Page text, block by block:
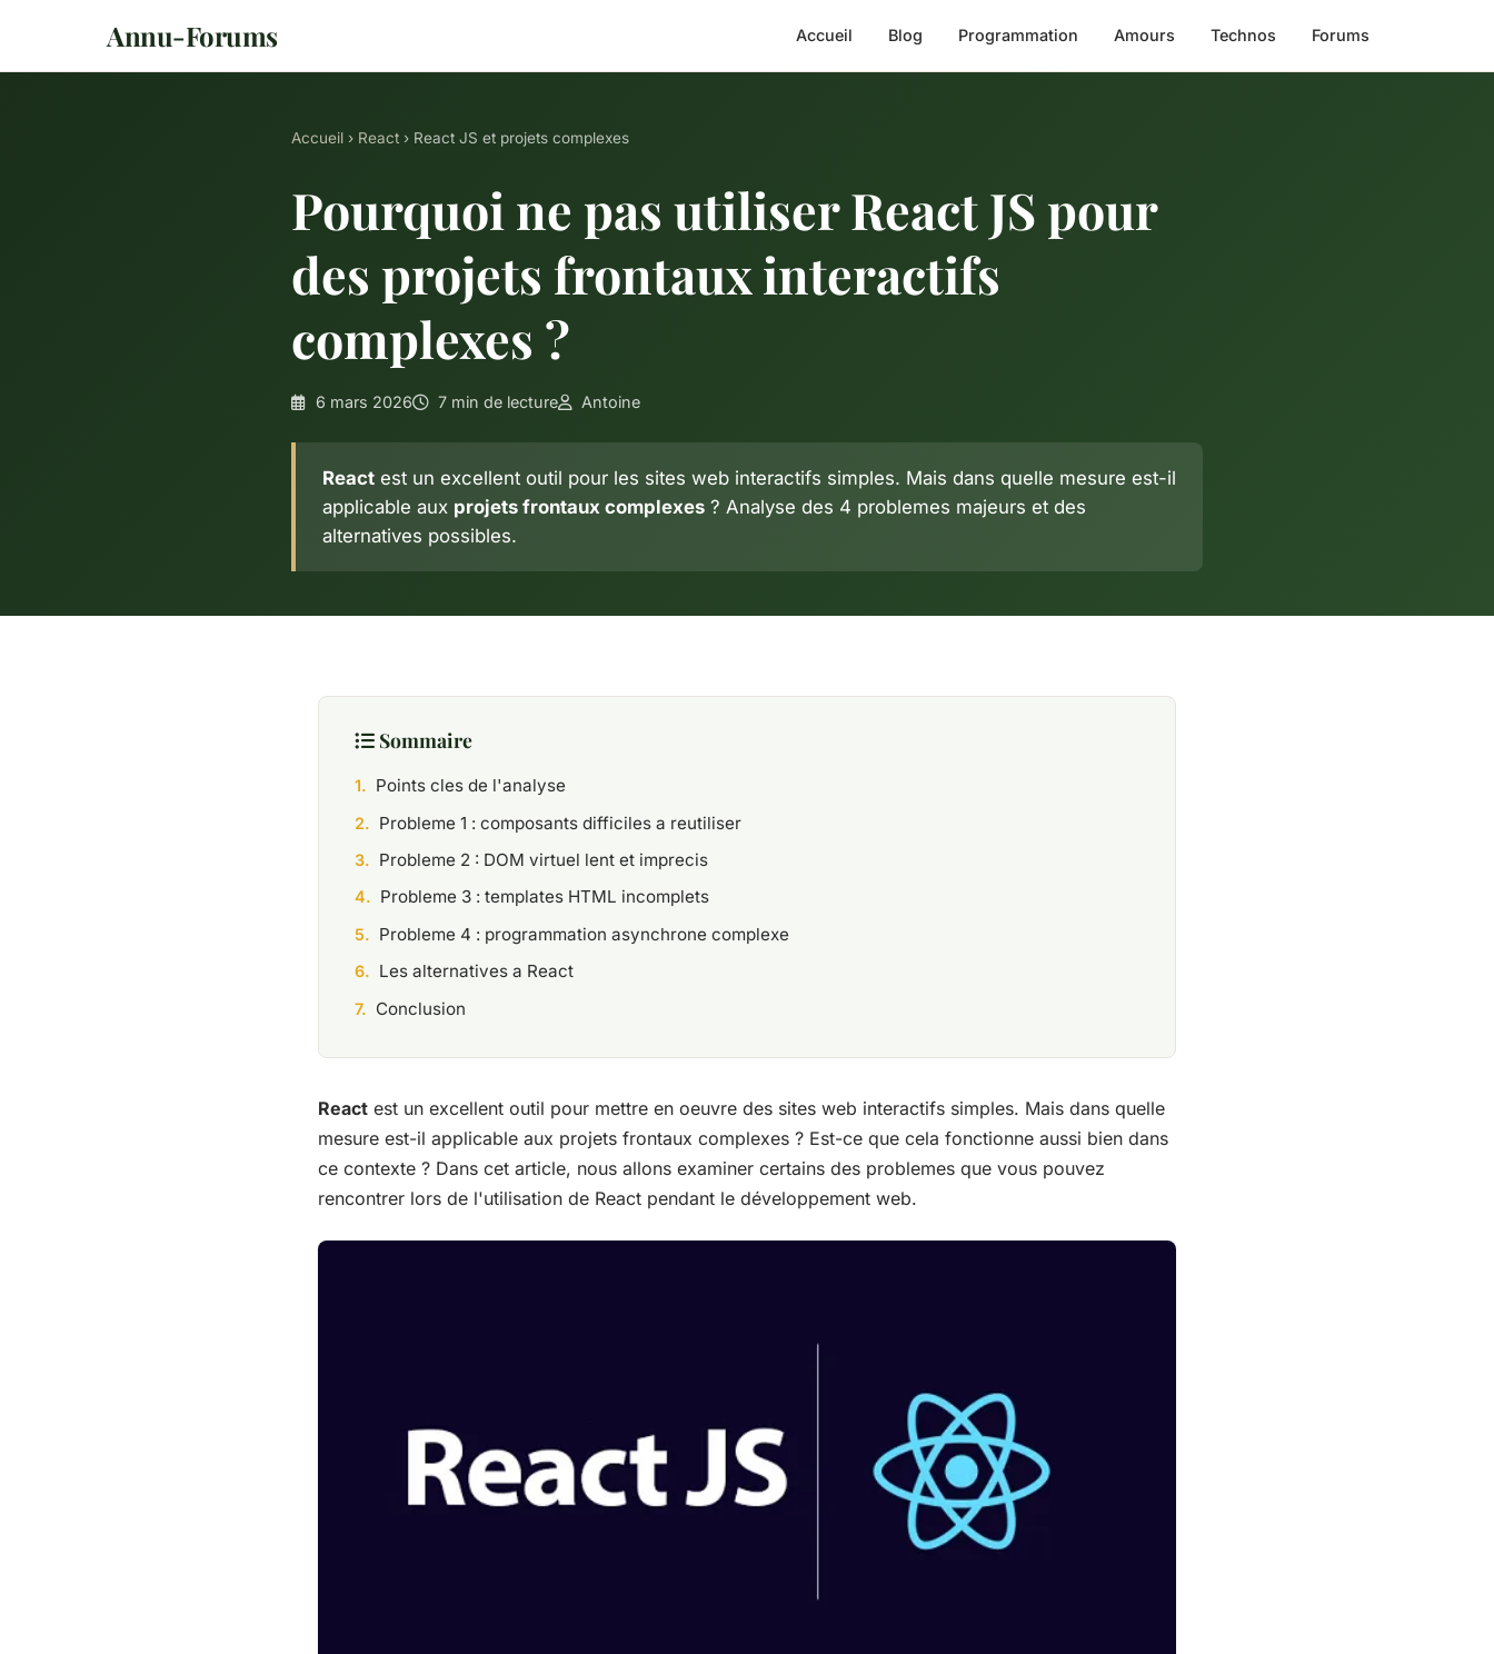
Annu-Forums Accueil Blog Programmation Amours Technos Forums
Accueil › React › React JS et projets complexes
Pourquoi ne pas utiliser React JS pour
des projets frontaux interactifs
complexes ?
6 mars 2026 7 min de lecture Antoine
React est un excellent outil pour les sites web interactifs simples. Mais dans quelle mesure est-il
applicable aux projets frontaux complexes ? Analyse des 4 problemes majeurs et des
alternatives possibles.
Sommaire
Points cles de l'analyse
Probleme 1 : composants difficiles a reutiliser
Probleme 2 : DOM virtuel lent et imprecis
Probleme 3 : templates HTML incomplets
Probleme 4 : programmation asynchrone complexe
Les alternatives a React
Conclusion
React est un excellent outil pour mettre en oeuvre des sites web interactifs simples. Mais dans quelle
mesure est-il applicable aux projets frontaux complexes ? Est-ce que cela fonctionne aussi bien dans
ce contexte ? Dans cet article, nous allons examiner certains des problemes que vous pouvez
rencontrer lors de l'utilisation de React pendant le développement web.